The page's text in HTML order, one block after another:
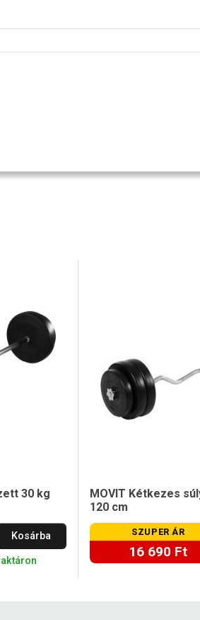
30 kg
Kosárba
MOVIT Kétkezes
120 cm
SZUPER ÁR
16 690 Ft